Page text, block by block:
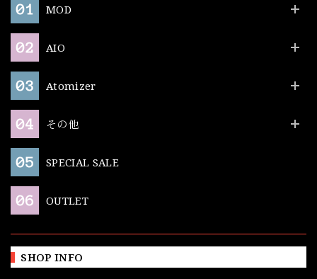
MOD
AIO
Atomizer
その他
SPECIAL SALE
OUTLET
SHOP INFO